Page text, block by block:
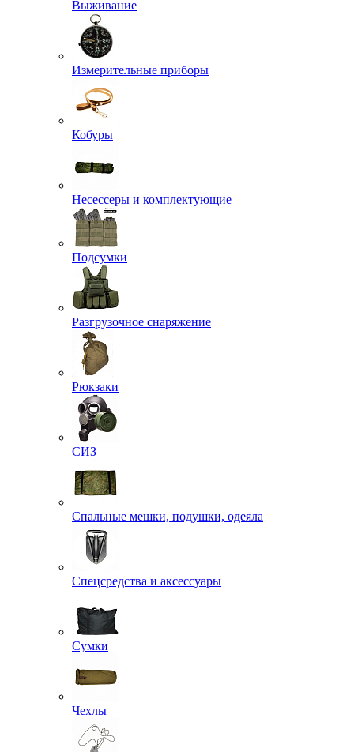
Выживание
Измерительные приборы
Кобуры
Несессеры и комплектующие
Подсумки
Разгрузочное снаряжение
Рюкзаки
СИЗ
Спальные мешки, подушки, одеяла
Спецсредства и аксессуары
Сумки
Чехлы